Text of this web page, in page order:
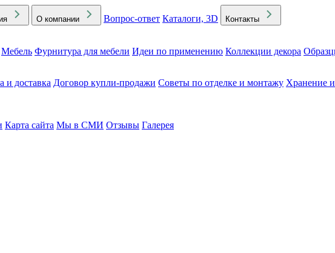
О компании Вопрос-ответ Каталоги, 3D Контакты
Мебель Фурнитура для мебели Идеи по применению Коллекции декора
и доставка Договор купли-продажи Советы по отделке и монтажу Хранение
Карта сайта Мы в СМИ Отзывы Галерея